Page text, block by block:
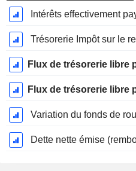
Intérêts effectivement
Variation du fonds de
Dette nette émise